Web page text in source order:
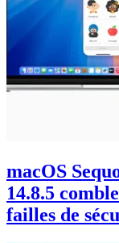
macOS
14.8.5
failles de